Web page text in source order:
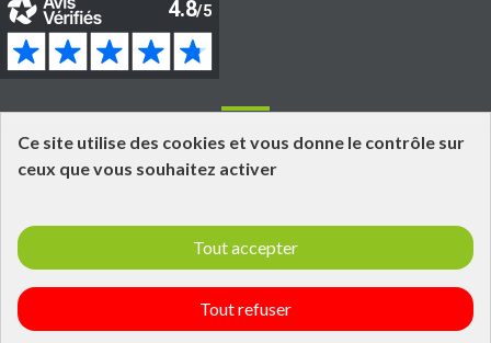
Informations
Click and Collect
Livraisons et retours
Informations légales
Laura Emballages - Qui est tu ?
Politique de confidentialité
Ce site utilise des cookies et vous donne le contrôle sur
ceux que vous souhaitez activer
Tout accepter
Tout refuser